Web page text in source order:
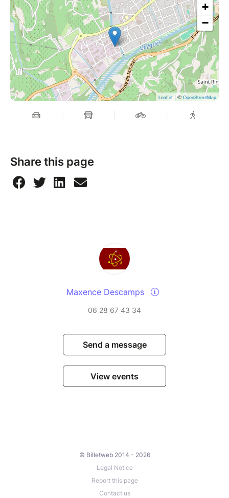
+
−
Leaflet| © OpenStreetMap
Share this page
Maxence Descamps
06 28 67 43 34
Send a message
View events
© Billetweb 2014 - 2026
Legal Notice
Report this page
Contact us